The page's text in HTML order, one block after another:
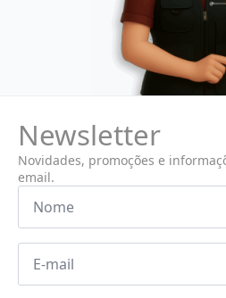
Newsletter
Novidades, promoções e
email.
Nome
Email